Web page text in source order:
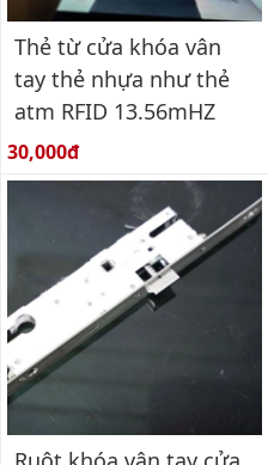
Thẻ từ cửa khóa vân
tay thẻ nhựa như thẻ
atm RFID 13.56mHZ
Giá bán:
30,000đ